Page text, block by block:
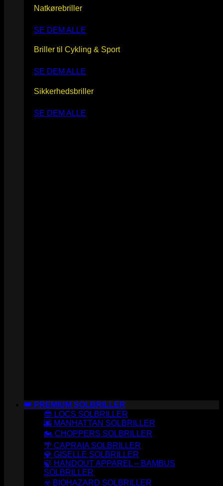
Natkørebriller
SE DEM ALLE
Briller til Cykling & Sport
SE DEM ALLE
Sikkerhedsbriller
SE DEM ALLE
👑 PREMIUM SOLBRILLER
😎 LOCS SOLBRILLER
🌆 MANHATTAN SOLBRILLER
🏍️ CHOPPERS SOLBRILLER
🌴 CAPRAIA SOLBRILLER
💎 GISELLE SOLBRILLER
🍃 HANDOUT APPAREL – BAMBUS
SOLBRILLER
☣️ BIOHAZARD SOLBRILLER